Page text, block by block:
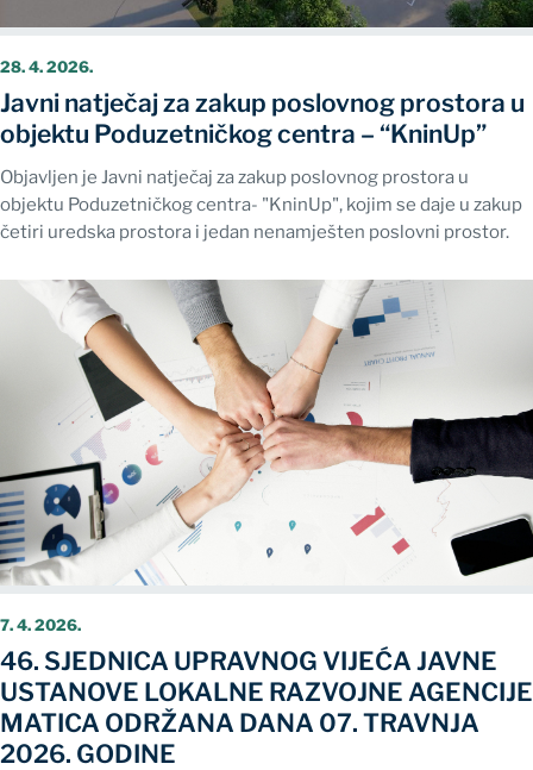
28. 4. 2026.
Javni natječaj za zakup poslovnog prostora u
objektu Poduzetničkog centra – “KninUp”
Objavljen je Javni natječaj za zakup poslovnog prostora u
objektu Poduzetničkog centra- "KninUp", kojim se daje u zakup
četiri uredska prostora i jedan nenamješten poslovni prostor.
7. 4. 2026.
46. SJEDNICA UPRAVNOG VIJEĆA JAVNE
USTANOVE LOKALNE RAZVOJNE AGENCIJE
MATICA ODRŽANA DANA 07. TRAVNJA
2026. GODINE